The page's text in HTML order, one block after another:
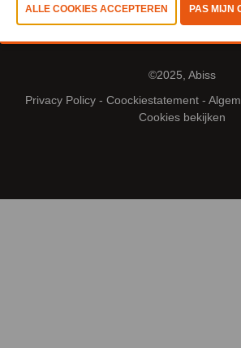
©2025, Abiss
Privacy Policy - Coockiestatement -
Cookies bekijken